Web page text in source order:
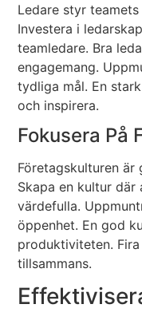
Ledare styr
Investera i
teamledare. Bra
engagemang.
tydliga mål. En
och inspirera.
Fokusera På
Företagskulturen är
Skapa en kultur där
värdefulla.
öppenhet. En god
produktiviteten.
tillsammans.